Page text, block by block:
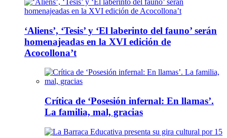
‘Aliens’, ‘Tesis’ y ‘El laberinto del fauno’ serán
homenajeadas en la XVI edición de
Acocollona’t
Crítica de ‘Posesión infernal: En llamas’.
La familia, mal, gracias